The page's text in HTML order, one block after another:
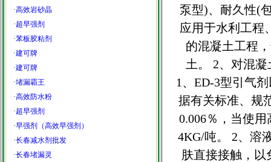
·高效岩砂晶
·超早强剂
·苯板胶粘剂
·建可牌
·建可牌
·堵漏霸王
·高效防水粉
·超早强剂
·早强剂（高效早强剂）
·长春减水剂批发
·长春堵漏灵
泵型)、耐久性(
应用于水利工程
的混凝土工程
土。 2、对混
1、ED-3型引气
据有关标准、规
0.006％，当使
4KG/吨。 2、溶
肤直接接触，以